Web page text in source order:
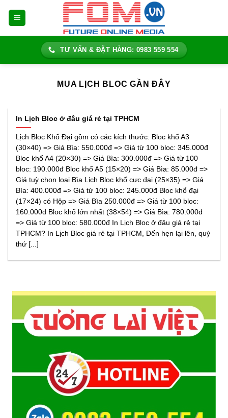
TƯ VẤN & ĐẶT HÀNG: 0983 559 554
MUA LỊCH BLOC GẦN ĐÂY
In Lịch Bloc ở đâu giá rẻ tại TPHCM
Lịch Bloc Khổ Đại gồm có các kích thước: Bloc khổ A3
(30×40) => Giá Bìa: 550.000đ => Giá từ 100 bloc: 345.000đ
Bloc khổ A4 (20×30) => Giá Bìa: 300.000đ => Giá từ 100
bloc: 190.000đ Bloc khổ A5 (15×20) => Giá Bìa: 85.000đ =>
Giá tuỳ chọn loại Bìa Lịch Bloc khổ cực đại (25×35) => Giá
Bìa: 400.000đ => Giá từ 100 bloc: 245.000đ Bloc khổ đại
(17×24) có Hộp => Giá Bìa 250.000đ => Giá từ 100 bloc:
160.000đ Bloc khổ lớn nhất (38×54) => Giá Bìa: 780.000đ
=> Giá từ 100 bloc: 580.000đ In Lịch Bloc ở đâu giá rẻ tại
TPHCM? In Lịch Bloc giá rẻ tại TPHCM, Đến hẹn lại lên, quý
thứ [...]